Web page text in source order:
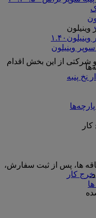
وینیلون
وینیلون
نخ پنبه
پارچه‌ها
کار
شرکتی از این بخش اقدام
ها، پس از ثبت سفارش،